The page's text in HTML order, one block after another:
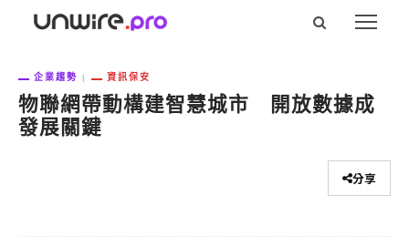
企業趨勢 資訊保安
物聯網帶動構建智慧城市 開放數據成
發展關鍵
分享